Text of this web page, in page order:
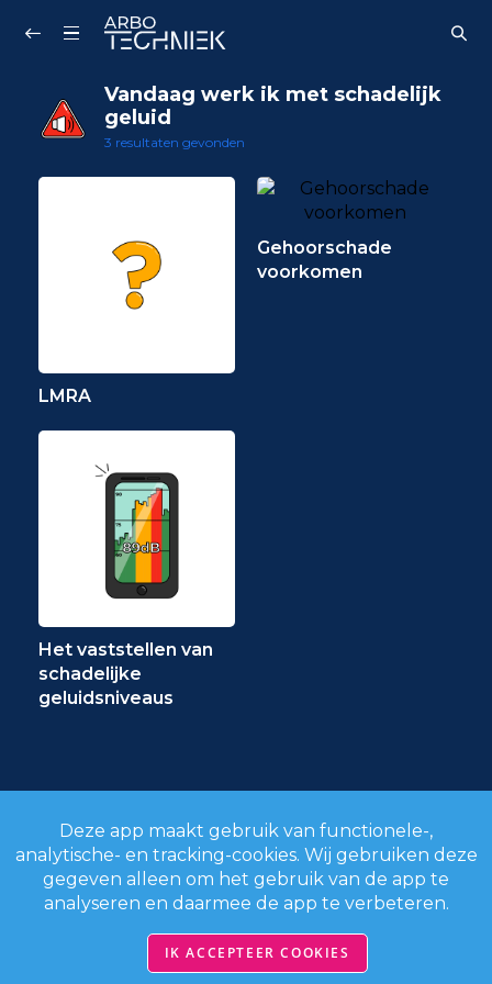
Zoeken...
Vandaag werk ik met schadelijk
geluid
3 resultaten gevonden
LMRA
Gehoorschade
voorkomen
Het vaststellen van
schadelijke
geluidsniveaus
Deze app maakt gebruik van functionele-,
analytische- en tracking-cookies. Wij gebruiken deze
gegeven alleen om het gebruik van de app te
analyseren en daarmee de app te verbeteren.
IK ACCEPTEER COOKIES